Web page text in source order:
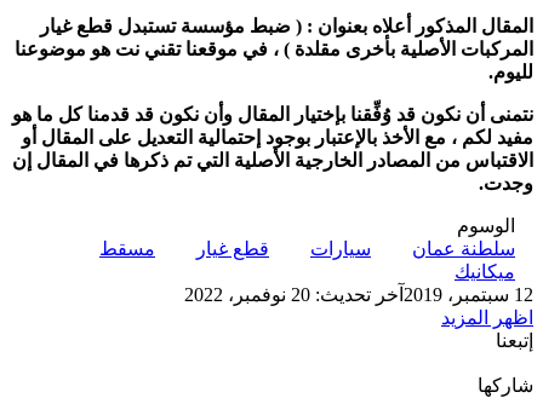
المقال المذكور أعلاه بعنوان : ( ضبط مؤسسة تستبدل قطع غيار
المركبات الأصلية بأخرى مقلدة ) ، في موقعنا تقني نت هو موضوعنا
لليوم.
نتمنى أن نكون قد وُفِّقنا بإختيار المقال وأن نكون قد قدمنا كل ما هو
مفيد لكم ، مع الأخذ بالإعتبار بوجود إحتمالية التعديل على المقال أو
الاقتباس من المصادر الخارجية الأصلية التي تم ذكرها في المقال إن
وجدت.
الوسوم
سلطنة عمان
سيارات قطع غيار
مسقط
ميكانيك
12 سبتمبر، 2019
آخر تحديث: 20 نوفمبر، 2022
اظهر المزيد
إتبعنا
شاركها